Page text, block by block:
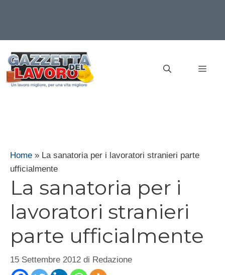
contenuto
Home » La sanatoria per i lavoratori stranieri parte
ufficialmente
La sanatoria per i
lavoratori stranieri
parte ufficialmente
15 Settembre 2012 di Redazione